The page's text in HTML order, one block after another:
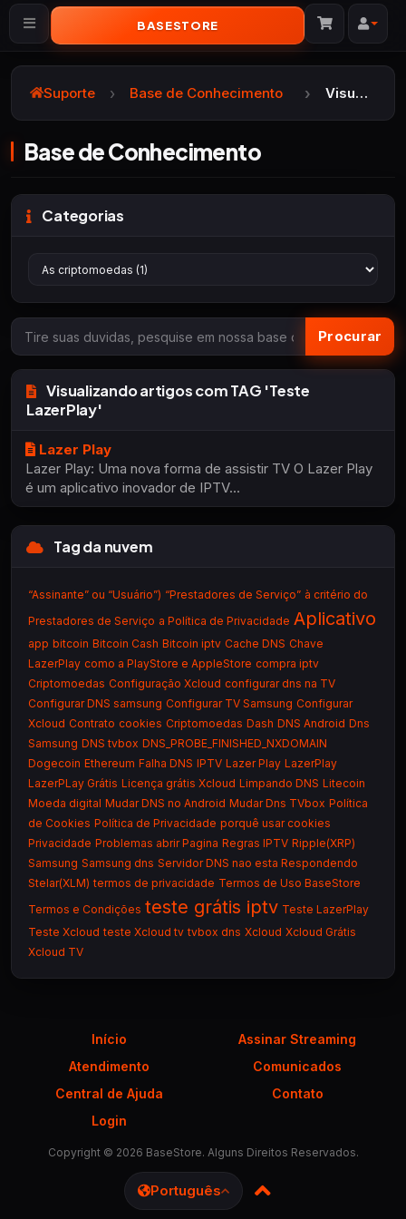
BASESTORE
Alternar navegação
Suporte Base de Conhecimento Visualizando artigos com TAG Teste LazerPlay
Base de Conhecimento
Categorias
Visualizando artigos com TAG 'Teste
LazerPlay'
Lazer Play
Lazer Play: Uma nova forma de assistir TV O Lazer Play
é um aplicativo inovador de IPTV...
Tag da nuvem
“Assinante” ou “Usuário”) “Prestadores de Serviço” à critério do
Prestadores de Serviço a Política de Privacidade Aplicativo
app bitcoin Bitcoin Cash Bitcoin iptv Cache DNS Chave
LazerPlay como a PlayStore e AppleStore compra iptv
Criptomoedas Configuração Xcloud configurar dns na TV
Configurar DNS samsung Configurar TV Samsung Configurar
Xcloud Contrato cookies Criptomoedas Dash DNS Android Dns
Samsung DNS tvbox DNS_PROBE_FINISHED_NXDOMAIN
Dogecoin Ethereum Falha DNS IPTV Lazer Play LazerPlay
LazerPLay Grátis Licença grátis Xcloud Limpando DNS Litecoin
Moeda digital Mudar DNS no Android Mudar Dns TVbox Política
de Cookies Política de Privacidade porquê usar cookies
Privacidade Problemas abrir Pagina Regras IPTV Ripple(XRP)
Samsung Samsung dns Servidor DNS nao esta Respondendo
Stelar(XLM) termos de privacidade Termos de Uso BaseStore
Termos e Condições teste grátis iptv Teste LazerPlay
Teste Xcloud teste Xcloud tv tvbox dns Xcloud Xcloud Grátis
Xcloud TV
Início
Assinar Streaming
Atendimento
Comunicados
Central de Ajuda
Contato
Login
Copyright © 2026 BaseStore. Alguns Direitos Reservados.
Português